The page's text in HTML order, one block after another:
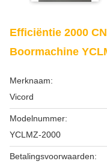
Efficiëntie 2000
Boormachine
Merknaam:
Vicord
Modelnummer:
YCLMZ-2000
Betalingsvoorwaarden: